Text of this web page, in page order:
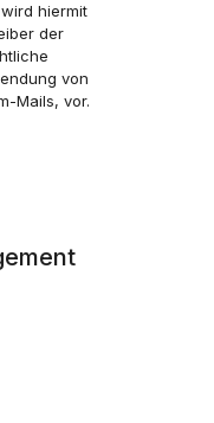
hiermit
der
von
Mails, vor.